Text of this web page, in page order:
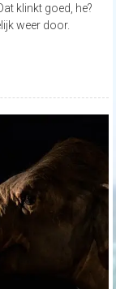
klinkt goed, he?
weer door.